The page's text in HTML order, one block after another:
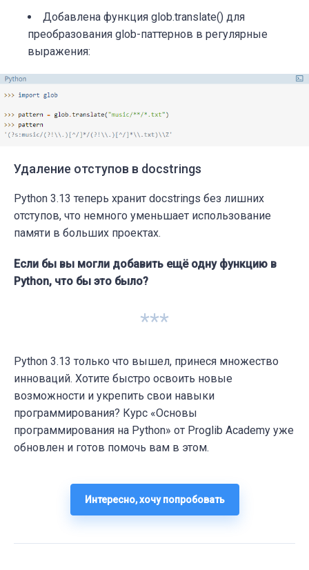
Добавлена функция glob.translate() для
преобразования glob-паттернов в регулярные
выражения:
Удаление отступов в docstrings
Python 3.13 теперь хранит docstrings без лишних
отступов, что немного уменьшает использование
памяти в больших проектах.
Если бы вы могли добавить ещё одну функцию в
Python, что бы это было?
***
Python 3.13 только что вышел, принеся множество
инноваций. Хотите быстро освоить новые
возможности и укрепить свои навыки
программирования? Курс «Основы
программирования на Python» от Proglib Academy уже
обновлен и готов помочь вам в этом.
Интересно, хочу попробовать